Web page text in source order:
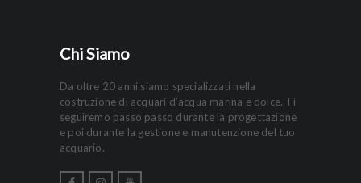
Chi Siamo
Da oltre 20 anni siamo specializzati nella
costruzione di acquari d’acqua marina e dolce. Ti
seguiremo passo passo durante la progettazione
e poi durante la gestione e manutenzione del tuo
acquario.